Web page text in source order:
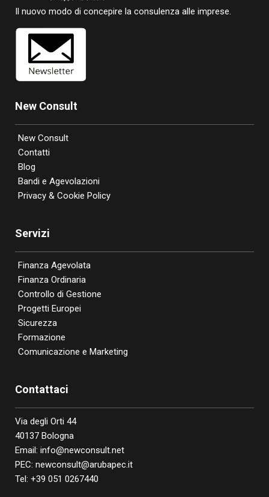
Il nuovo modo di concepire la consulenza alle imprese.
New Consult
New Consult
Contatti
Blog
Bandi e Agevolazioni
Privacy & Cookie Policy
Servizi
Finanza Agevolata
Finanza Ordinaria
Controllo di Gestione
Progetti Europei
Sicurezza
Formazione
Comunicazione e Marketing
Contattaci
Via degli Orti 44
40137 Bologna
Email: info@newconsult.net
PEC: newconsult@arubapec.it
Tel: +39 051 0267440